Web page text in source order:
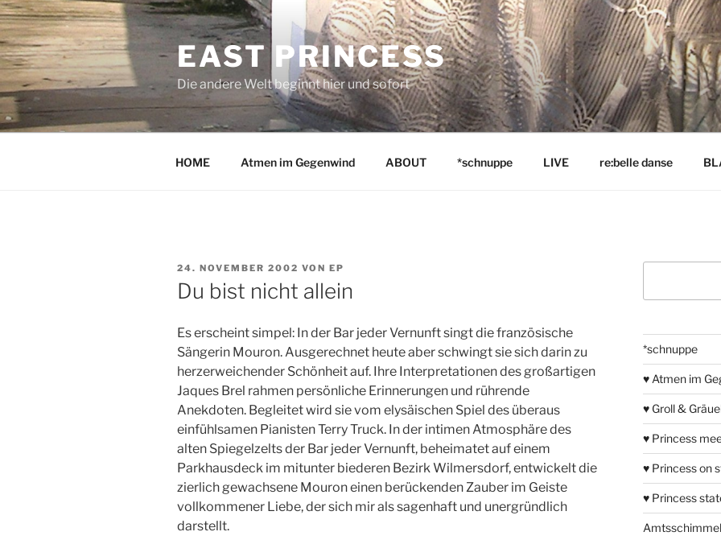
Zum
Inhalt
springen
EAST PRINCESS
Die andere Welt beginnt hier und sofort
HOME Atmen im Gegenwind ABOUT *schnuppe LIVE re:belle danse
VERÖFFENTLICHT
AM
24. NOVEMBER 2002 VON EP
Du bist nicht allein
Es erscheint simpel: In der Bar jeder Vernunft singt die französische
Sängerin Mouron. Ausgerechnet heute aber schwingt sie sich darin zu
herzerweichender Schönheit auf. Ihre Interpretationen des großartigen
Jaques Brel rahmen persönliche Erinnerungen und rührende
Anekdoten. Begleitet wird sie vom elysäischen Spiel des überaus
einfühlsamen Pianisten Terry Truck. In der intimen Atmosphäre des
alten Spiegelzelts der Bar jeder Vernunft, beheimatet auf einem
Parkhausdeck im mitunter biederen Bezirk Wilmersdorf, entwickelt die
zierlich gewachsene Mouron einen berückenden Zauber im Geiste
vollkommener Liebe, der sich mir als sagenhaft und unergründlich
darstellt.
*schnuppe
♥ Atmen im
♥ Groll &
♥ Princess
♥ Princess on
♥ Princess
Amtsschimmel